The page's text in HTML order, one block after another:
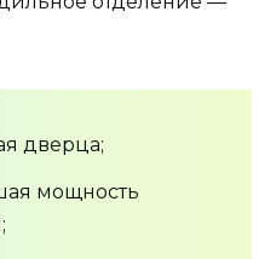
дверца;
мощность